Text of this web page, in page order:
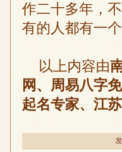
作二十多年，
有的人都有一
以上内容由
网、周易八字
起名专家、江